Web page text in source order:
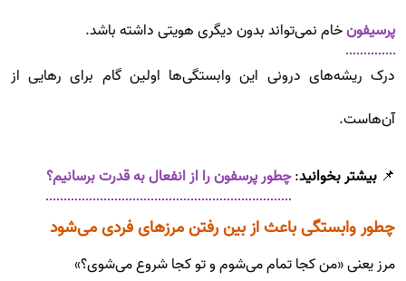
پرسیفونخام نمی‌تواند بدون دیگری هویتی داشته باشد.
درک ریشه‌های درونی این وابستگی‌ها اولین گام برای رهایی از
آن‌هاست.
📌 بیشتر بخوانید:چطور پرسفون را از انفعال به قدرت برسانیم؟
چطور وابستگی باعث از بین رفتن مرزهای فردی می‌شود
مرز یعنی «من کجا تمام می‌شوم و تو کجا شروع می‌شوی؟»